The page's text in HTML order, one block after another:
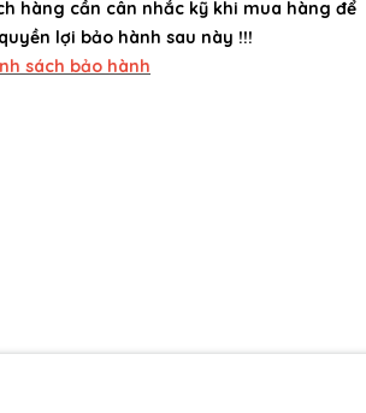
hàng cần cân nhắc kỹ khi mua hàng để
lợi bảo hành sau này !!!
sách bảo hành